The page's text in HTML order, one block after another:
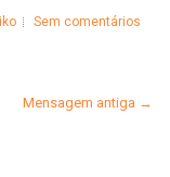
Sem comentários
Mensagem antiga →